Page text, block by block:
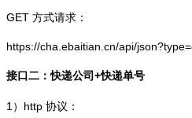
GET 方式请求：
https://cha.ebaitian.cn/api/
接口二：快递公司+快递单号
1） http 协议：